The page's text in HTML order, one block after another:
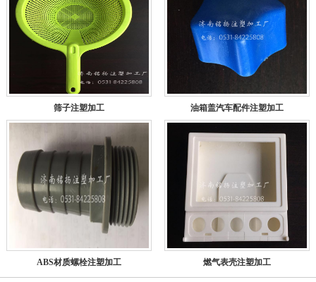
筛子注塑加工 油箱盖汽车配件注塑加工
ABS材质螺栓注塑加工 燃气表壳注塑加工